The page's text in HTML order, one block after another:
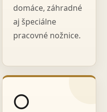
domáce, záhradné
aj špeciálne
pracovné nožnice.
⭕